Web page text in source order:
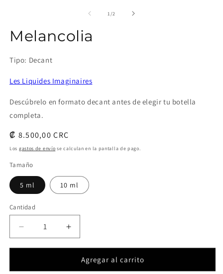
una
ventana
1 /de2
Melancolia
Tipo: Decant
Les Liquides Imaginaires
Descúbrelo en formato decant antes de elegir tu botella
completa.
Precio
habitual
₡ 8.500,00 CRC
Los gastos de envío se calculan en la pantalla de pago.
Tamaño
5 ml 10 ml
Cantidad
Cantidad
Reducir
cantidad
Aumentar
cantidad
Melancolia
Agregar al carrito